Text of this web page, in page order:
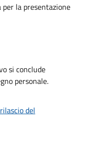
la presentazione
si conclude
personale.
del